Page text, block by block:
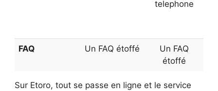
telephone
FAQ Un FAQ étoffé
Un FAQ
étoffé
Sur Etoro, tout se passe en ligne et le service